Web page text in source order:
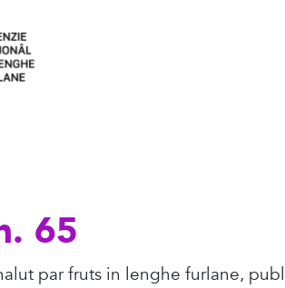
65
par fruts in lenghe furlane,